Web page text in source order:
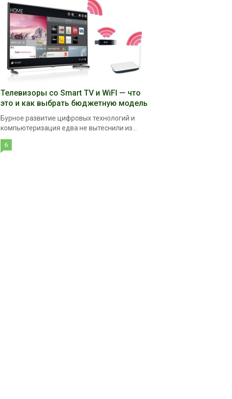
Телевизоры со Smart TV и WiFI — что
это и как выбрать бюджетную модель
Бурное развитие цифровых технологий и
компьютеризация едва не вытеснили из...
6